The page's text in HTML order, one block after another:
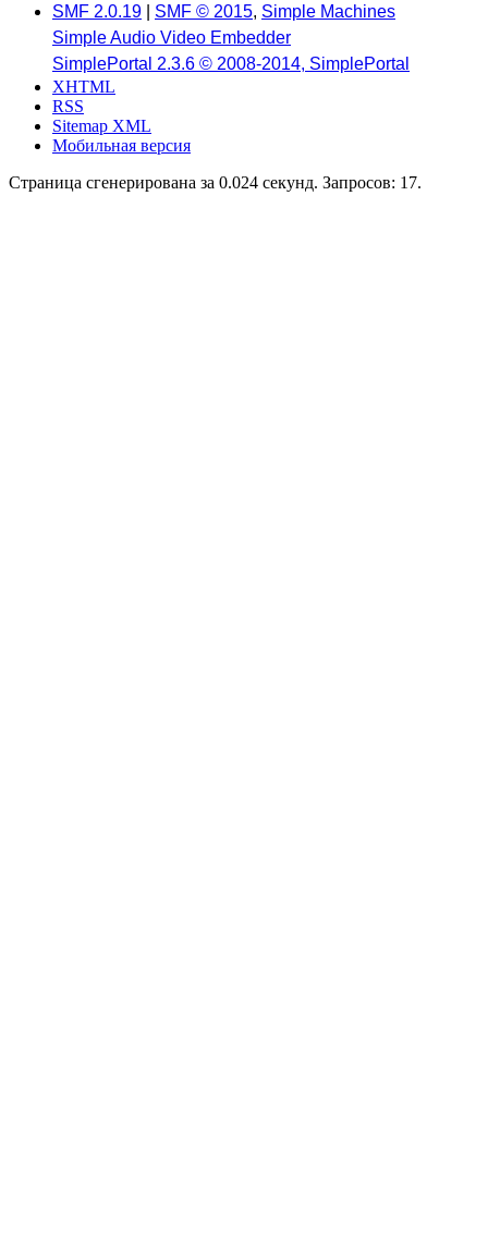
SMF 2.0.19 SMF © 2015, Simple Machines
Simple Audio Video Embedder
SimplePortal 2.3.6 © 2008-2014, SimplePortal
XHTML
RSS
Sitemap XML
Мобильная версия
Страница сгенерирована за 0.024 секунд. Запросов: 17.